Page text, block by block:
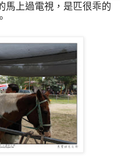
馬上過電視，是匹很乖的